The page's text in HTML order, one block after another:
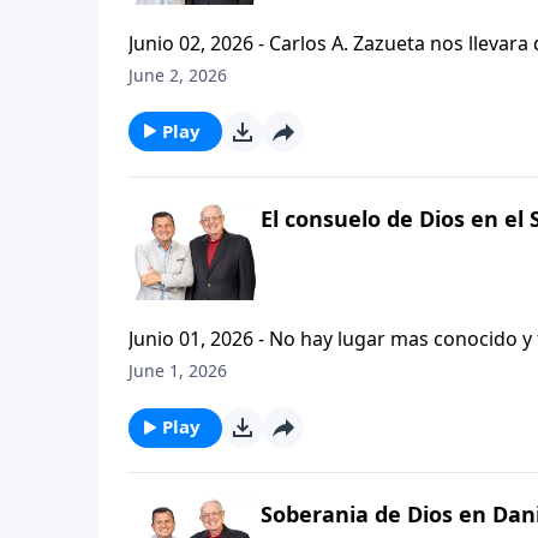
Junio 02, 2026 - Carlos A. Zazueta nos
verdaderamente el unico que nos puede dar
drogas, en los amigos, en donde sea, menos en Dios. Hoy el pastor busque en
acompanenos a encontrar la solucion para
June 2, 2026
Play
El consuelo de Dios en el
Junio 01, 2026 - No hay lugar mas conocido y
continuaremos visitando aquellos famosos
acompanenos a analizar este Salmo y a
nuestras vidas.
June 1, 2026
Play
Soberania de Dios en